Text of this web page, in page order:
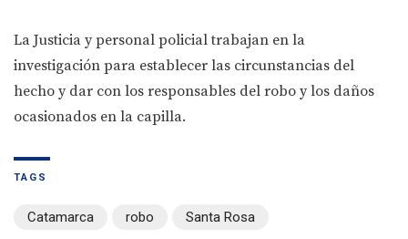
La Justicia y personal policial trabajan en la
investigación para establecer las circunstancias del
hecho y dar con los responsables del robo y los daños
ocasionados en la capilla.
TAGS
Catamarca robo Santa Rosa